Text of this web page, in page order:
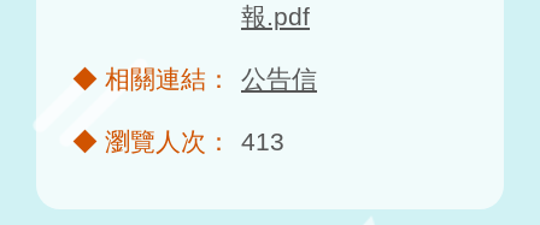
報.pdf
公告信
413